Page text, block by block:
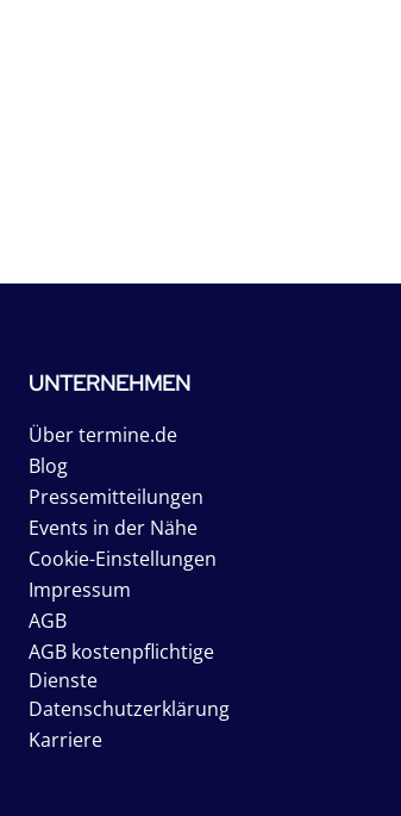
UNTERNEHMEN
Über termine.de
Blog
Pressemitteilungen
Events in der Nähe
Cookie-Einstellungen
Impressum
AGB
AGB kostenpflichtige
Dienste
Datenschutzerklärung
Karriere